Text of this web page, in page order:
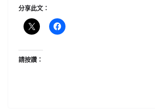
分享此文：
請按讚：